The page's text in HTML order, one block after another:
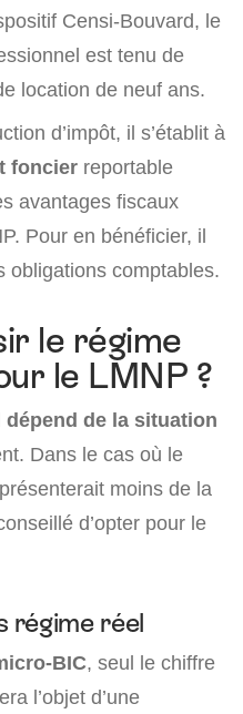
Censi-Bouvard, le
est tenu de
location de neuf ans.
d’impôt, il s’établit à
foncier reportable
avantages fiscaux
Pour en bénéficier, il
obligations comptables.
le régime
le LMNP ?
de la situation
Dans le cas où le
moins de la
d’opter pour le
régime réel
BIC, seul le chiffre
l’objet d’une